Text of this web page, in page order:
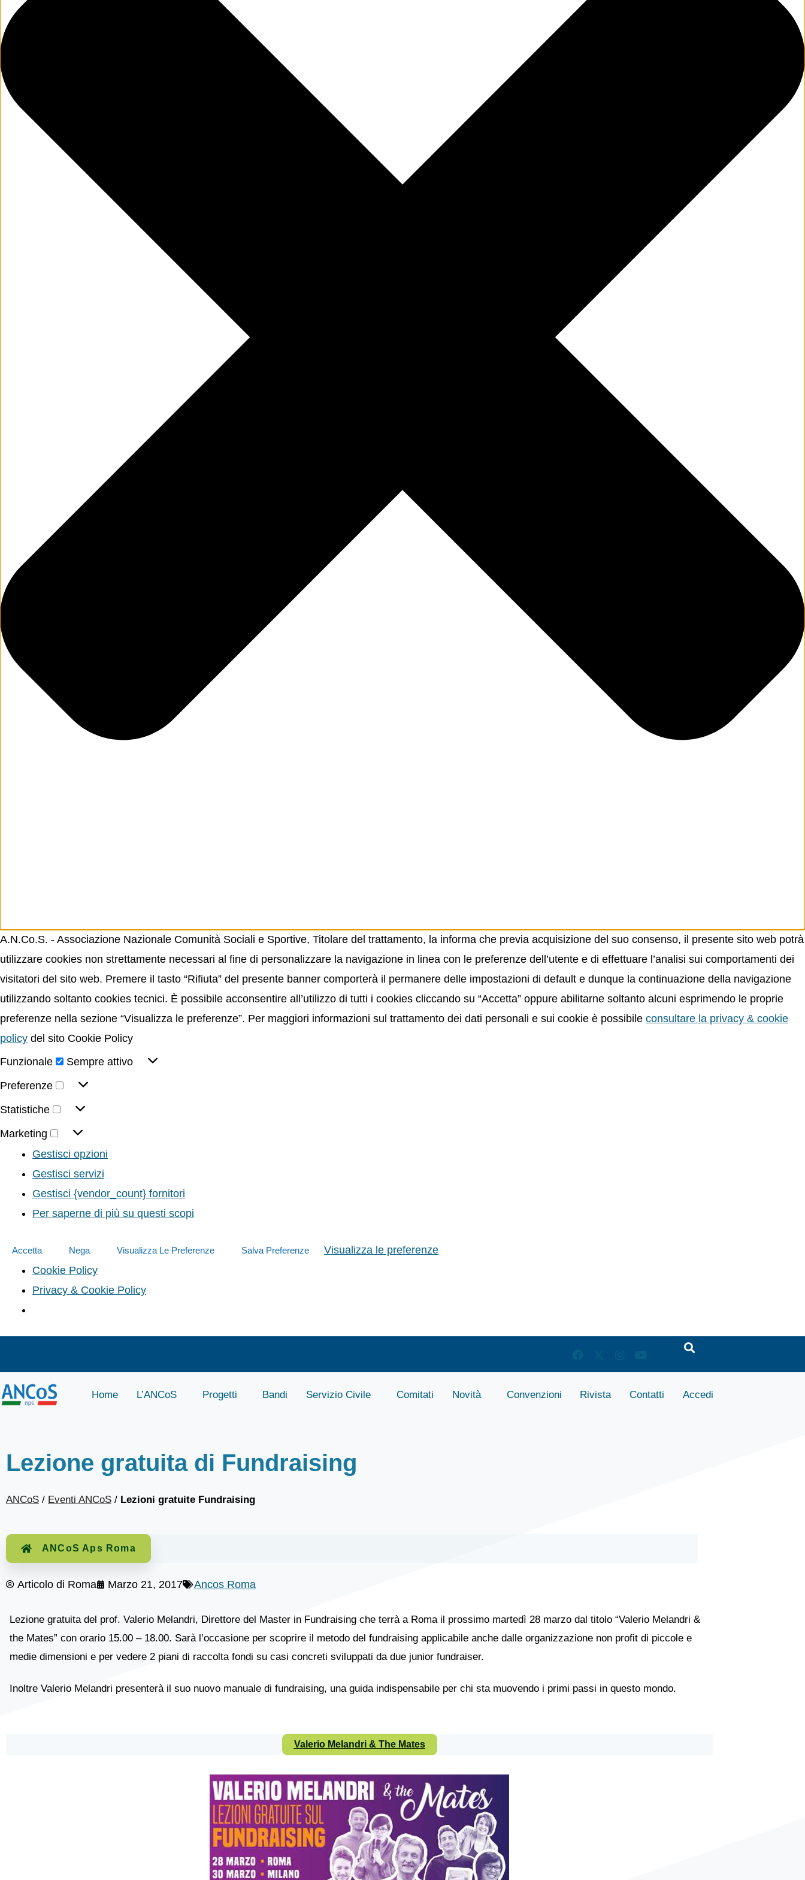
A.N.Co.S. - Associazione Nazionale Comunità Sociali e Sportive, Titolare del trattamento, la informa che previa acquisizione del suo consenso, il presente sito web potrà
utilizzare cookies non strettamente necessari al fine di personalizzare la navigazione in linea con le preferenze dell’utente e di effettuare l’analisi sui comportamenti dei
visitatori del sito web. Premere il tasto “Rifiuta” del presente banner comporterà il permanere delle impostazioni di default e dunque la continuazione della navigazione
utilizzando soltanto cookies tecnici. È possibile acconsentire all’utilizzo di tutti i cookies cliccando su “Accetta” oppure abilitarne soltanto alcuni esprimendo le proprie
preferenze nella sezione “Visualizza le preferenze”. Per maggiori informazioni sul trattamento dei dati personali e sui cookie è possibile consultare la privacy & cookie
policy del sito Cookie Policy
Funzionale
Sempre attivo
Preferenze
Statistiche
Marketing
Gestisci opzioni
Gestisci servizi
Gestisci {vendor_count} fornitori
Per saperne di più su questi scopi
Accetta Nega Visualizza Le Preferenze Salva Preferenze
Visualizza le preferenze
Cookie Policy
Privacy & Cookie Policy
Home L’ANCoS Progetti Bandi Servizio Civile Comitati Novità Convenzioni Rivista Contatti Accedi
Lezione gratuita di Fundraising
ANCoS / Eventi ANCoS / Lezioni gratuite Fundraising
ANCoS Aps Roma
Articolo di Roma Marzo 21, 2017 Ancos Roma
Lezione gratuita del prof. Valerio Melandri, Direttore del Master in Fundraising che terrà a Roma il prossimo martedì 28 marzo dal titolo “Valerio Melandri &
the Mates” con orario 15.00 – 18.00. Sarà l’occasione per scoprire il metodo del fundraising applicabile anche dalle organizzazione non profit di piccole e
medie dimensioni e per vedere 2 piani di raccolta fondi su casi concreti sviluppati da due junior fundraiser.
Inoltre Valerio Melandri presenterà il suo nuovo manuale di fundraising, una guida indispensabile per chi sta muovendo i primi passi in questo mondo.
Valerio Melandri & The Mates